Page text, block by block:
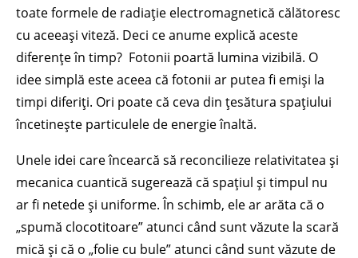
toate formele de radiație electromagnetică călătoresc
cu aceeași viteză. Deci ce anume explică aceste
diferențe în timp? Fotonii poartă lumina vizibilă. O
idee simplă este aceea că fotonii ar putea fi emiși la
timpi diferiți. Ori poate că ceva din țesătura spațiului
încetinește particulele de energie înaltă.
Unele idei care încearcă să reconcilieze relativitatea și
mecanica cuantică sugerează că spațiul și timpul nu
ar fi netede și uniforme. În schimb, ele ar arăta că o
„spumă clocotitoare” atunci când sunt văzute la scară
mică și că o „folie cu bule” atunci când sunt văzute de